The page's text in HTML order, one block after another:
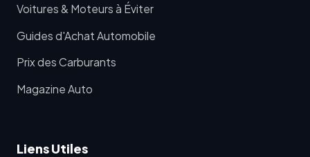
Voitures & Moteurs à Éviter
Guides d'Achat Automobile
Prix des Carburants
Magazine Auto
Liens Utiles